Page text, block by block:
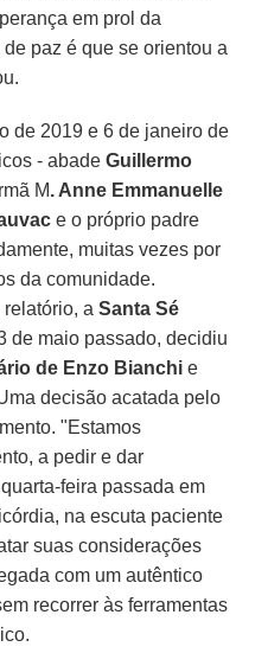
em prol da
paz é que se orientou a
de 2019 e 6 de janeiro de
- abadeGuillermo
M. Anne Emmanuelle
e o próprio padre
muitas vezes por
da comunidade.
relatório, aSanta Sé
de maio passado, decidiu
de Enzo Bianchi e
decisão acatada pelo
"Estamos
a pedir e dar
feira passada em
na escuta paciente
suas considerações
com um autêntico
recorrer às ferramentas